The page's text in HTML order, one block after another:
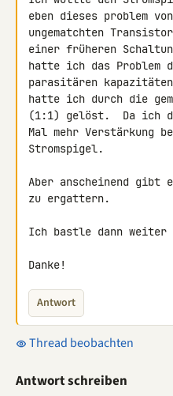
eben dieses problem
ungematchten
einer früheren
hatte ich das Problem
parasitären
hatte ich durch die
(1:1) gelöst.  Da ich
Mal mehr Verstärkung
Stromspigel.
Aber anscheinend gibt
zu ergattern.
Ich bastle dann weiter
Danke!
Antwort
Thread beobachten
Antwort schreiben